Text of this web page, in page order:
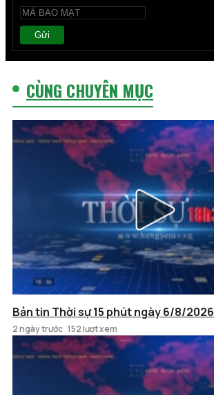
Gửi
CÙNG CHUYÊN MỤC
Bản tin Thời sự 15 phút ngày 6/8/2026
2 ngày trước 152 lượt xem